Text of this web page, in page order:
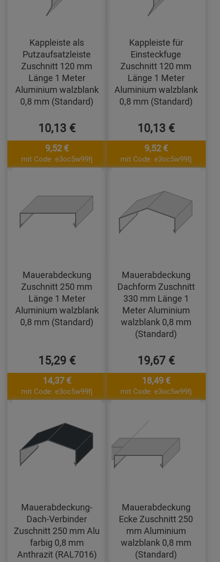
Kappleiste als
Putzaufsatzleiste
Zuschnitt 120 mm
Länge 1 Meter
Aluminium walzblank
0,8 mm (Standard)
10,13 €
9,52 €
mit Code: e3oc5w99fj
Kappleiste für
Einsteckfuge
Zuschnitt 120 mm
Länge 1 Meter
Aluminium walzblank
0,8 mm (Standard)
10,13 €
9,52 €
mit Code: e3oc5w99fj
Mauerabdeckung
Zuschnitt 250 mm
Länge 1 Meter
Aluminium walzblank
0,8 mm (Standard)
15,29 €
14,37 €
mit Code: e3oc5w99fj
Mauerabdeckung
Dachform Zuschnitt
330 mm Länge 1
Meter Aluminium
walzblank 0,8 mm
(Standard)
19,67 €
18,49 €
mit Code: e3oc5w99fj
Mauerabdeckung-
Dach-Verbinder
Zuschnitt 250 mm Alu
farbig 0,8 mm
Anthrazit (RAL7016)
Mauerabdeckung
Ecke Zuschnitt 250
mm Aluminium
walzblank 0,8 mm
(Standard)